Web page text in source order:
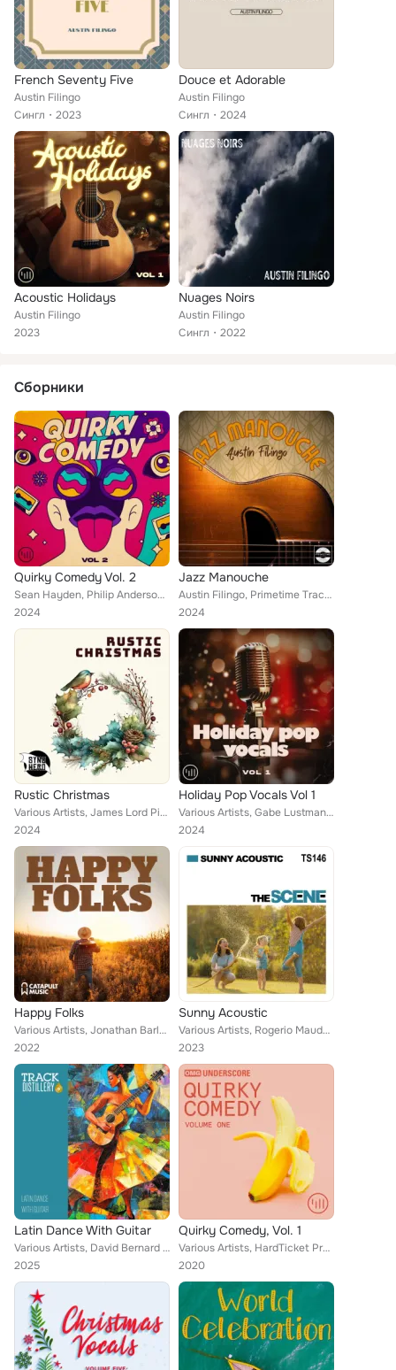
French Seventy Five
Austin Filingo
Сингл
2023
Douce et Adorable
Austin Filingo
Сингл
2024
Acoustic Holidays
Austin Filingo
2023
Nuages Noirs
Austin Filingo
Сингл
2022
Сборники
Quirky Comedy Vol. 2
Sean Hayden, Philip Anderson, Austin Filingo
2024
Jazz Manouche
Austin Filingo, Primetime Tracks
2024
Rustic Christmas
Various Artists, James Lord Pierpont, John Henry Hopkins, Jr., Franz Xaver Gruber, Lowell Mason, Mykola Leontovych, Joseph Mohr,...
2024
Holiday Pop Vocals Vol 1
Various Artists, Gabe Lustman, James Nagel, Juliet Austin, Laura Hill, Granados, Austin Filingo, Kelly Oakley
2024
Happy Folks
Various Artists, Jonathan Barlow, Austin Filingo, Christopher Petro, Richard Walker, Steven Sellers
2022
Sunny Acoustic
Various Artists, Rogerio Maudonnet, Juan Esteban Arango, John Hill DeFaria, Terry L Blackwell, Austin Filingo
2023
Latin Dance With Guitar
Various Artists, David Bernard Dykstra, Austin Filingo
2025
Quirky Comedy, Vol. 1
Various Artists, HardTicket Productions, Stephen Green, Austin Filingo, Peter Lobo
2020